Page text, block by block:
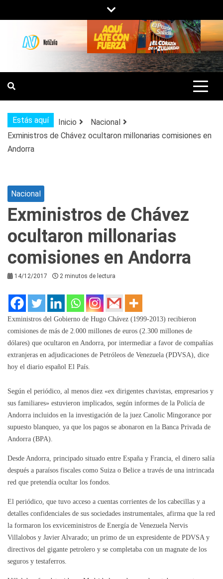
al
contenido
NOTIZULIA
NOTICIAS DEL ZULIA, VENEZUELA Y
DE INTERÉS GENERAL.
Estás aquí Inicio
Nacional
Exministros de Chávez ocultaron millonarias comisiones en
Andorra
Nacional
Exministros de Chávez
ocultaron millonarias
comisiones en Andorra
14/12/2017 2 minutos de lectura
Exministros del Gobierno de Hugo Chávez (1999-2013) recibieron
comisiones de más de 2.000 millones de euros (2.300 millones de
dólares) que ocultaron en Andorra, por intermediar a favor de compañías
extranjeras en adjudicaciones de Petróleos de Venezuela (PDVSA), dice
hoy el diario español El País.
Según el periódico, al menos diez «ex dirigentes chavistas, empresarios y
sus familiares» estuvieron implicados, según informes de la Policía de
Andorra incluidos en la investigación de la juez Canolic Mingorance por
supuesto blanqueo, ya que los pagos se abonaron en la Banca Privada de
Andorra (BPA).
Desde Andorra, principado situado entre España y Francia, el dinero salía
después a paraísos fiscales como Suiza o Belice a través de una intrincada
red que pretendía ocultar los fondos.
El periódico, que tuvo acceso a cuentas corrientes de los cabecillas y a
detalles confidenciales de sus sociedades instrumentales, afirma que la red
la formaron los exviceministros de Energía de Venezuela Nervis
Villalobos y Javier Alvarado; un primo de un expresidente de PDVSA y
directivos del gigante petrolero y se completaba con un magnate de los
seguros y testaferros.